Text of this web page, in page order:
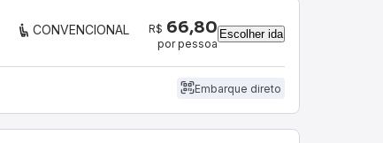
CONVENCIONAL R$ 66,80
por pessoa
Escolher ida
Embarque direto